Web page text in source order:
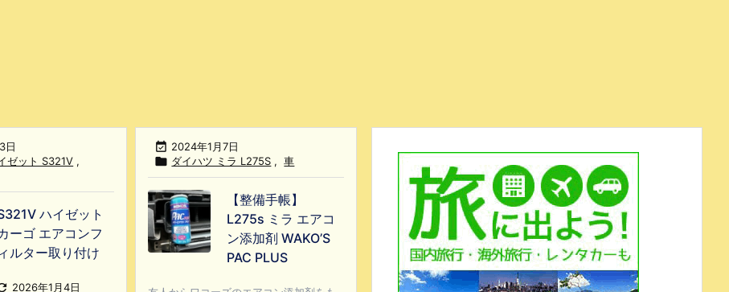
日
ゼット S321V ,
ハイゼット
ーゴ エアコンフ
ィルター取り付け
2026年1月4日
 2024年1月7日
 ダイハツ ミラ L275S , 車
【整備手帳】
L275s ミラ エアコ
ン添加剤 WAKO’S
PAC PLUS